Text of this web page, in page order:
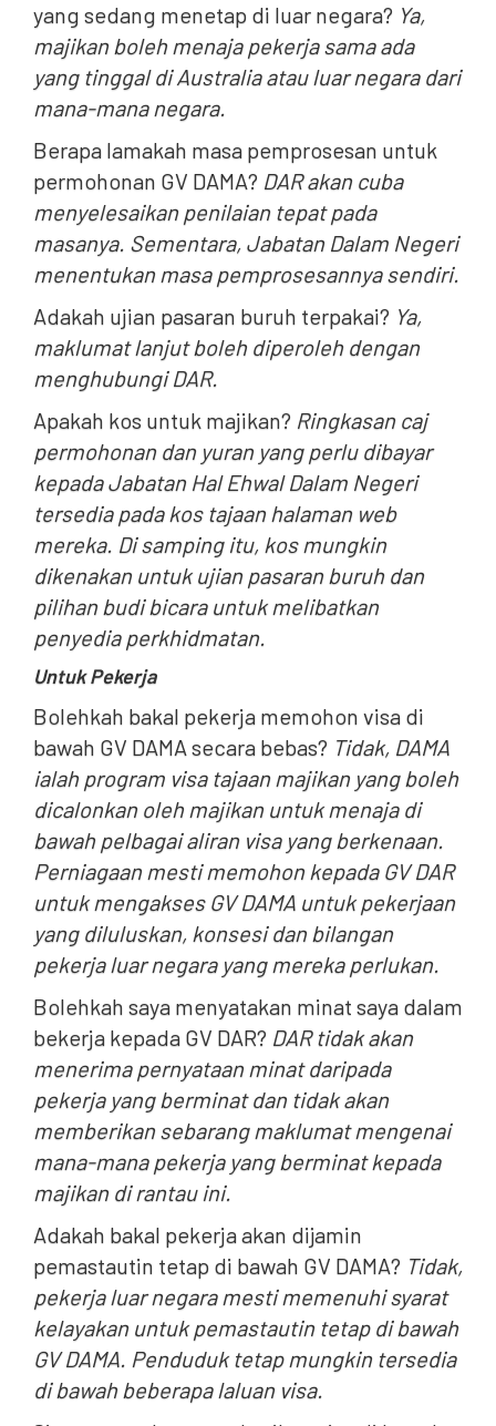
yang sedang menetap di luar negara? Ya,
majikan boleh menaja pekerja sama ada
yang tinggal di Australia atau luar negara dari
mana-mana negara.
Berapa lamakah masa pemprosesan untuk
permohonan GV DAMA? DAR akan cuba
menyelesaikan penilaian tepat pada
masanya. Sementara, Jabatan Dalam Negeri
menentukan masa pemprosesannya sendiri.
Adakah ujian pasaran buruh terpakai? Ya,
maklumat lanjut boleh diperoleh dengan
menghubungi DAR.
Apakah kos untuk majikan? Ringkasan caj
permohonan dan yuran yang perlu dibayar
kepada Jabatan Hal Ehwal Dalam Negeri
tersedia pada kos tajaan halaman web
mereka. Di samping itu, kos mungkin
dikenakan untuk ujian pasaran buruh dan
pilihan budi bicara untuk melibatkan
penyedia perkhidmatan.
Untuk Pekerja
Bolehkah bakal pekerja memohon visa di
bawah GV DAMA secara bebas? Tidak, DAMA
ialah program visa tajaan majikan yang boleh
dicalonkan oleh majikan untuk menaja di
bawah pelbagai aliran visa yang berkenaan.
Perniagaan mesti memohon kepada GV DAR
untuk mengakses GV DAMA untuk pekerjaan
yang diluluskan, konsesi dan bilangan
pekerja luar negara yang mereka perlukan.
Bolehkah saya menyatakan minat saya dalam
bekerja kepada GV DAR? DAR tidak akan
menerima pernyataan minat daripada
pekerja yang berminat dan tidak akan
memberikan sebarang maklumat mengenai
mana-mana pekerja yang berminat kepada
majikan di rantau ini.
Adakah bakal pekerja akan dijamin
pemastautin tetap di bawah GV DAMA? Tidak,
pekerja luar negara mesti memenuhi syarat
kelayakan untuk pemastautin tetap di bawah
GV DAMA. Penduduk tetap mungkin tersedia
di bawah beberapa laluan visa.